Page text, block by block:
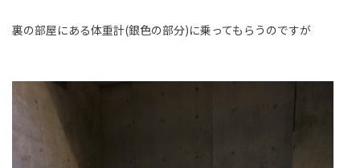
裏の部屋にある体重計(銀色の部分)に乗ってもらうのですが